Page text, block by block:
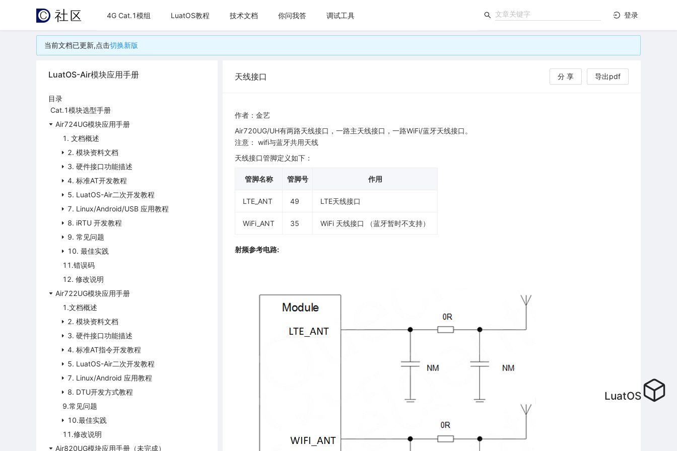
4G Cat.1模组 LuatOS教程 技术文档 你问我答 调试工具 登录
LuatOS
当前文档已更新,点击切换新版
LuatOS-Air模块应用手册
目录
Cat.1模块选型手册
Air724UG模块应用手册
1. 文档概述
2. 模块资料文档
3. 硬件接口功能描述
4. 标准AT开发教程
5. LuatOS-Air二次开发教程
7. Linux/Android/USB 应用教程
8. iRTU 开发教程
9. 常见问题
10. 最佳实践
11.错误码
12. 修改说明
Air722UG模块应用手册
1.文档概述
2. 模块资料文档
3. 硬件接口功能描述
4. 标准AT指令开发教程
5. LuatOS-Air二次开发教程
7. Linux/Android 应用教程
8. DTU开发方式教程
9.常见问题
10.最佳实践
11.修改说明
Air820UG模块应用手册（未完成）
天线接口 分 享 导出pdf
作者：金艺
Air720UG/UH有两路天线接口，一路主天线接口，一路WiFi/蓝牙天线接口。
注意： wifi与蓝牙共用天线
天线接口管脚定义如下：
管脚名称 管脚号 作用
LTE_ANT 49 LTE天线接口
WiFi_ANT 35 WiFi 天线接口 （蓝牙暂时不支持）
射频参考电路: